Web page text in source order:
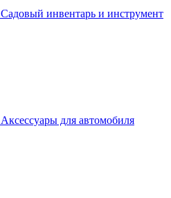
Садовый инвентарь и инструмент
Аксессуары для автомобиля